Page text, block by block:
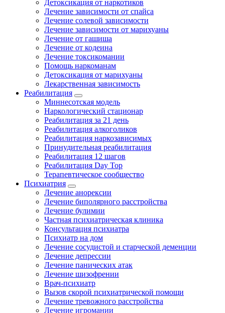
Детоксикация от наркотиков
Лечение зависимости от спайса
Лечение солевой зависимости
Лечение зависимости от марихуаны
Лечение от гашиша
Лечение от кодеина
Лечение токсикомании
Помощь наркоманам
Детоксикация от марихуаны
Лекарственная зависимость
Реабилитация
Миннесотская модель
Наркологический стационар
Реабилитация за 21 день
Реабилитация алкоголиков
Реабилитация наркозависимых
Принудительная реабилитация
Реабилитация 12 шагов
Реабилитация Day Top
Терапевтическое сообщество
Психиатрия
Лечение анорексии
Лечение биполярного расстройства
Лечение булимии
Частная психиатрическая клиника
Консультация психиатра
Психиатр на дом
Лечение сосудистой и старческой деменции
Лечение депрессии
Лечение панических атак
Лечение шизофрении
Врач-психиатр
Вызов скорой психиатрической помощи
Лечение тревожного расстройства
Лечение игромании